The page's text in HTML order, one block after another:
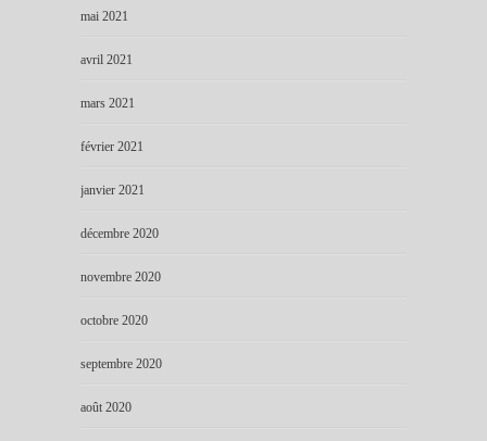
mai 2021
avril 2021
mars 2021
février 2021
janvier 2021
décembre 2020
novembre 2020
octobre 2020
septembre 2020
août 2020